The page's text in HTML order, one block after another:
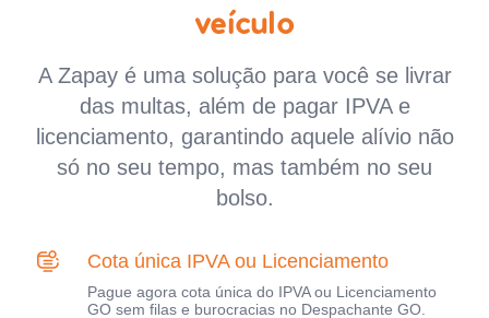
veículo
A Zapay é uma solução para você se livrar
das multas, além de pagar IPVA e
licenciamento, garantindo aquele alívio não
só no seu tempo, mas também no seu
bolso.
Cota única IPVA ou Licenciamento
Pague agora cota única do IPVA ou Licenciamento
GO sem filas e burocracias no Despachante GO.